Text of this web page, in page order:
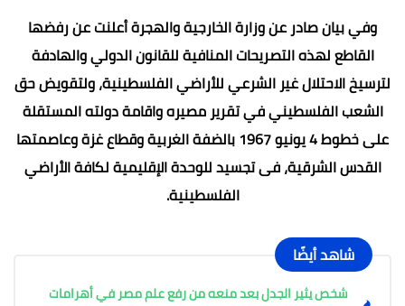
وفي بيان صادر عن وزارة الخارجية والهجرة أعلنت عن رفضها
القاطع لهذه التصريحات المنافية للقانون الدولي والهادفة
لترسيخ الاحتلال غير الشرعي للأراضي الفلسطينية، ولتقويض حق
الشعب الفلسطيني في تقرير مصيره واقامة دولته المستقلة
على خطوط 4 يونيو 1967 بالضفة الغربية وقطاع غزة وعاصمتها
القدس الشرقية، فى تجسيد للوحدة الإقليمية لكافة الأراضي
الفلسطينية.
شاهد أيضًا
شخص يثير الجدل بعد منعه من رفع علم مصر في أهرامات